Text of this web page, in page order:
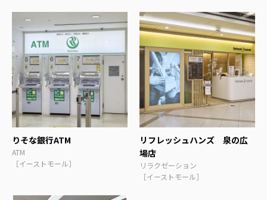
りそな銀行ATM
ATM
［イーストモール］
リフレッシュハンズ 泉の広
場店
リラクゼーション
［イーストモール］